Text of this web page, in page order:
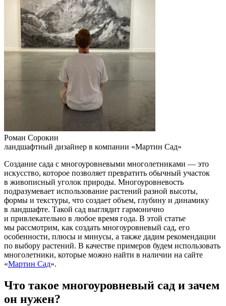
Роман Сорокин
ландшафтный дизайнер в компании «Мартин Сад»
Создание сада с многоуровневыми многолетниками — это
искусство, которое позволяет превратить обычный участок
в живописный уголок природы. Многоуровневость
подразумевает использование растений разной высоты,
формы и текстуры, что создает объем, глубину и динамику
в ландшафте. Такой сад выглядит гармонично
и привлекательно в любое время года. В этой статье
мы рассмотрим, как создать многоуровневый сад, его
особенности, плюсы и минусы, а также дадим рекомендации
по выбору растений. В качестве примеров будем использовать
многолетники, которые можно найти в наличии на сайте
«Мартин Сад».
Что такое многоуровневый сад и зачем
он нужен?